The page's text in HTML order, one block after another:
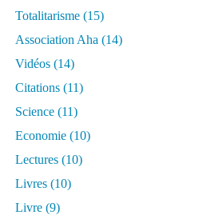
Totalitarisme (15)
Association Aha (14)
Vidéos (14)
Citations (11)
Science (11)
Economie (10)
Lectures (10)
Livres (10)
Livre (9)